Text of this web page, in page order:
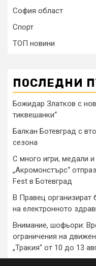
София област
Спорт
ТОП новини
ПОСЛЕДНИ
Божидар Златков с
тиквешанки“
Балкан Ботевград с
сезона
С много игри, медали
„Акромонстърс“
Fest в Ботевград
В Правец организират
на електронното
Внимание, шофьори:
ограничения на
„Тракия“ от 10 до 13